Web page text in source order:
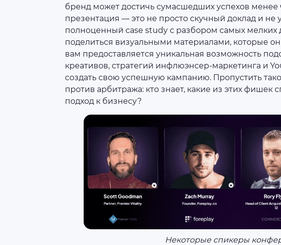
бренд может достичь сумасшедших успехов менее
презентация — это не просто скучный доклад и не
полноценный case study с разбором самых мелких
поделиться визуальными материалами, которые он
вам предоставляется уникальная возможность
креативов, стратегий инфлюэнсер-маркетинга и
создать свою успешную кампанию. Пропустить
против арбитража: кто знает, какие из этих фишек
подход к бизнесу?
Некоторые спикеры